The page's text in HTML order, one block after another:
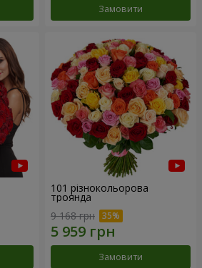
Замовити
101 різнокольорова
троянда
9 168 грн
Замовити